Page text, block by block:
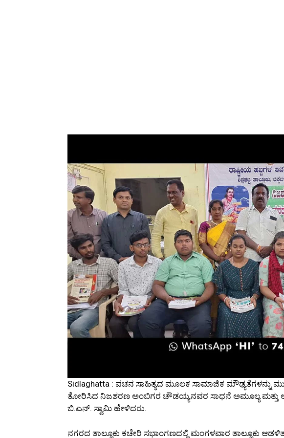
Sidlaghatta : ವಚನ ಸಾಹಿತ್ಯದ ಮೂಲಕ ಸಾಮಾಜಿಕ ಮೌಢ್ಯತೆಗಳನ್ನು
ತೋರಿಸಿದ ನಿಜಶರಣ ಅಂಬಿಗರ ಚೌಡಯ್ಯನವರ ಸಾಧನೆ ಅಮೂಲ್ಯ ಮತ್ತು
ಬಿ.ಎನ್. ಸ್ವಾಮಿ ಹೇಳಿದರು.
ನಗರದ ತಾಲ್ಲೂಕು ಕಚೇರಿ ಸಭಾಂಗಣದಲ್ಲಿ ಮಂಗಳವಾರ